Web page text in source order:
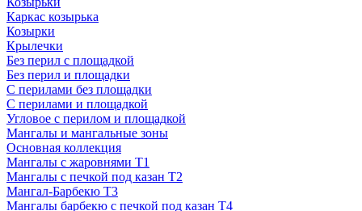
Каркас козырька
Козырки
Крылечки
Без перил с площадкой
Без перил и площадки
С перилами без площадки
С перилами и площадкой
Угловое с перилом и площадкой
Мангалы и мангальные зоны
Основная коллекция
Мангалы с жаровнями Т1
Мангалы с печкой под казан Т2
Мангал-Барбекю Т3
Мангалы барбекю с печкой под казан Т4